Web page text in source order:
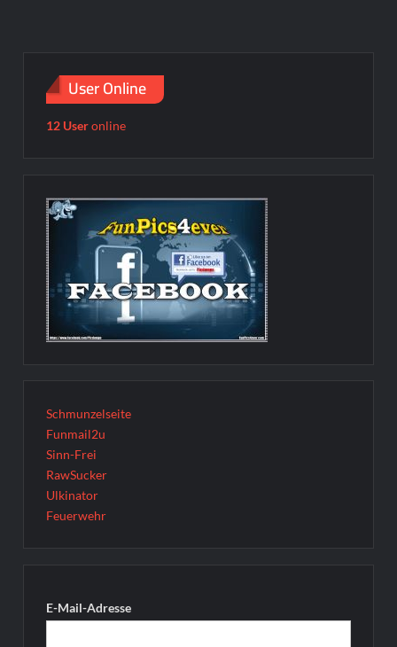
User Online
12 Useronline
Schmunzelseite
Funmail2u
Sinn-Frei
RawSucker
Ulkinator
Feuerwehr
E-Mail-Adresse